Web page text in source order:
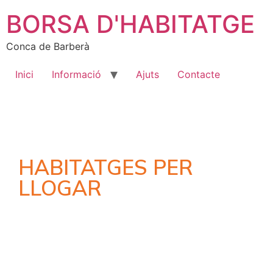
BORSA D'HABITATGE
Conca de Barberà
Inici Informació Ajuts Contacte
HABITATGES PER
LLOGAR